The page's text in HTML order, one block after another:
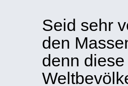
Seid sehr
den
denn